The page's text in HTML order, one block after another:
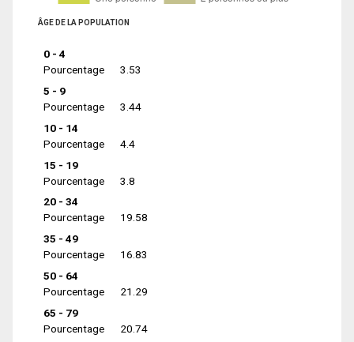
ÂGE DE LA POPULATION
0 - 4
Pourcentage
3.53
5 - 9
Pourcentage
3.44
10 - 14
Pourcentage
4.4
15 - 19
Pourcentage
3.8
20 - 34
Pourcentage
19.58
35 - 49
Pourcentage
16.83
50 - 64
Pourcentage
21.29
65 - 79
Pourcentage
20.74